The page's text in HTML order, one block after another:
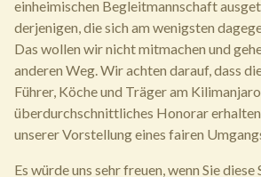
einheimischen Begleitmannschaft
derjenigen, die sich am wenigsten
Das wollen wir nicht mitmachen und
anderen Weg. Wir achten darauf, dass
Führer, Köche und Träger am
überdurchschnittliches Honorar
unserer Vorstellung eines fairen
Es würde uns sehr freuen, wenn Sie